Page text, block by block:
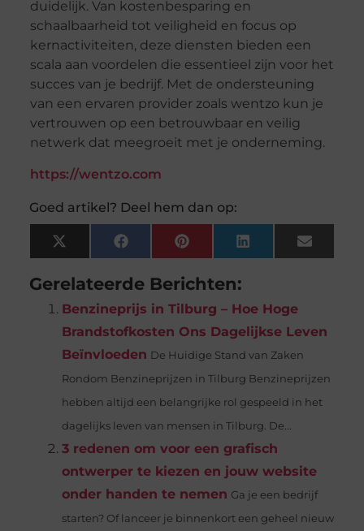
duidelijk. Van kostenbesparing en
schaalbaarheid tot veiligheid en focus op
kernactiviteiten, deze diensten bieden een
scala aan voordelen die essentieel zijn voor het
succes van je bedrijf. Met de ondersteuning
van een ervaren provider zoals wentzo kun je
vertrouwen op een betrouwbaar en veilig
netwerk dat meegroeit met je onderneming.
https://wentzo.com
Goed artikel? Deel hem dan op:
X
(Twitter)
FacebookPinterestLinkedInEmail
Gerelateerde Berichten:
Benzineprijs in Tilburg – Hoe Hoge
Brandstofkosten Ons Dagelijkse Leven
Beïnvloeden De Huidige Stand van Zaken
Rondom Benzineprijzen in Tilburg Benzineprijzen
hebben altijd een belangrijke rol gespeeld in het
dagelijks leven van mensen in Tilburg. De...
3 redenen om voor een grafisch
ontwerper te kiezen en jouw website
onder handen te nemen Ga je een bedrijf
starten? Of lanceer je binnenkort een geheel nieuw